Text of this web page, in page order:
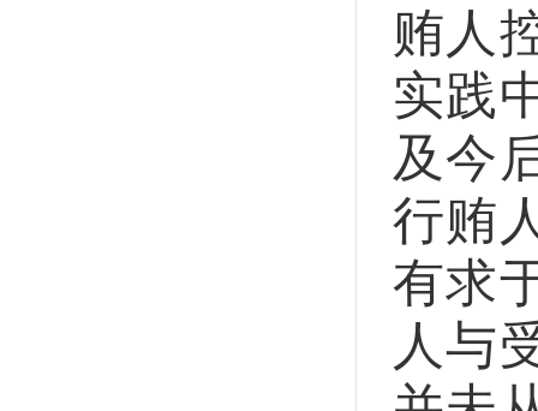
贿人
实践
及今
行贿
有求
人与